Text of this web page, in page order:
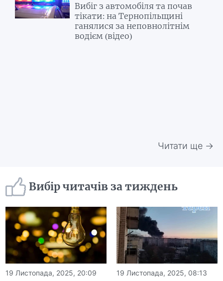
Вибіг з автомобіля та почав
тікати: на Тернопільщині
ганялися за неповнолітнім
водієм (відео)
Читати ще →
Вибір читачів за тиждень
19 Листопада, 2025, 20:09 19 Листопада, 2025, 08:13